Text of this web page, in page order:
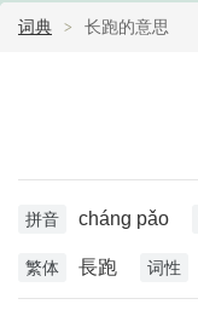
词典 长跑的意思
拼音 cháng pǎo
繁体 長跑 词性